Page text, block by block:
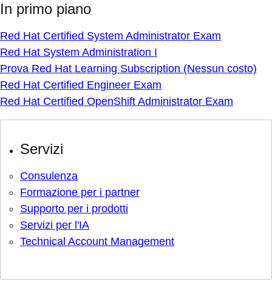
In primo piano
Red Hat Certified System Administrator Exam
Red Hat System Administration I
Prova Red Hat Learning Subscription (Nessun costo)
Red Hat Certified Engineer Exam
Red Hat Certified OpenShift Administrator Exam
Servizi
Consulenza
Formazione per i partner
Supporto per i prodotti
Servizi per l'IA
Technical Account Management